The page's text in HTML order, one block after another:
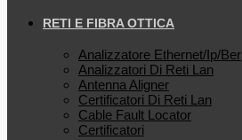
RETI E FIBRA OTTICA
Analizzatore Ethernet/Ip/Ber
Analizzatori Di Reti Lan
Antenna Aligner
Certificatori Di Reti Lan
Cable Fault Locator
Certificatori